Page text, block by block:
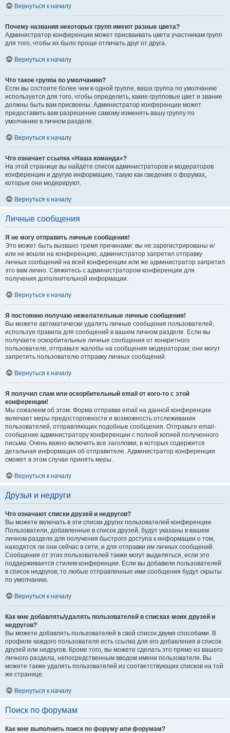
Вернуться к началу
Почему названия некоторых групп имеют разные цвета?
Администратор конференции может присваивать цвета участникам групп
для того, чтобы их было проще отличать друг от друга.
Вернуться к началу
Что такое группа по умолчанию?
Если вы состоите более чем в одной группе, ваша группа по умолчанию
используется для того, чтобы определить, какие групповые цвет и звание
должны быть вам присвоены. Администратор конференции может
предоставить вам разрешение самому изменять вашу группу по
умолчанию в личном разделе.
Вернуться к началу
Что означает ссылка «Наша команда»?
На этой странице вы найдёте список администраторов и модераторов
конференции и другую информацию, такую как сведения о форумах,
которые они модерируют.
Вернуться к началу
Личные сообщения
Я не могу отправить личные сообщения!
Это может быть вызвано тремя причинами: вы не зарегистрированы и/
или не вошли на конференцию, администратор запретил отправку
личных сообщений на всей конференции или же администратор запретил
это вам лично. Свяжитесь с администратором конференции для
получения дополнительной информации.
Вернуться к началу
Я постоянно получаю нежелательные личные сообщения!
Вы можете автоматически удалять личные сообщения пользователей,
используя правила для сообщений в вашем личном разделе. Если вы
получаете оскорбительные личные сообщения от конкретного
пользователя, отправьте жалобы на сообщения модераторам; они могут
запретить пользователю отправку личных сообщений.
Вернуться к началу
Я получил спам или оскорбительный email от кого-то с этой
конференции!
Мы сожалеем об этом. Форма отправки email на данной конференции
включает меры предосторожности и возможность отслеживания
пользователей, отправляющих подобные сообщения. Отправьте email-
сообщение администратору конференции с полной копией полученного
письма. Очень важно включить все заголовки, в которых содержится
детальная информация об отправителе. Администратор конференции
сможет в этом случае принять меры.
Вернуться к началу
Друзья и недруги
Что означают списки друзей и недругов?
Вы можете включать в эти списки других пользователей конференции.
Пользователи, добавленные в список друзей, будут указаны в вашем
личном разделе для получения быстрого доступа к информации о том,
находятся ли они сейчас в сети, и для отправки им личных сообщений.
Сообщения от этих пользователей также могут выделяться, если это
поддерживается стилем конференции. Если вы добавили пользователей
в список недругов, то любые отправленные ими сообщения будут скрыты
по умолчанию.
Вернуться к началу
Как мне добавлять/удалять пользователей в списках моих друзей и
недругов?
Вы можете добавлять пользователей в свой список двумя способами. В
профиле каждого пользователя есть ссылка для его добавления в список
друзей или недругов. Кроме того, вы можете сделать это прямо из вашего
личного раздела, непосредственным вводом имени пользователя. Вы
можете также удалять пользователей из соответствующих списков на той
же странице.
Вернуться к началу
Поиск по форумам
Как мне выполнить поиск по форуму или форумам?